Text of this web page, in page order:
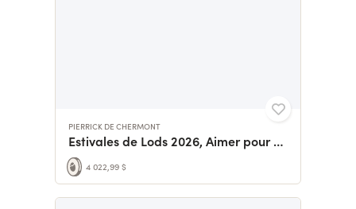
PIERRICK DE CHERMONT
Estivales de Lods 2026, Aimer pour vivre
4 022,99 $